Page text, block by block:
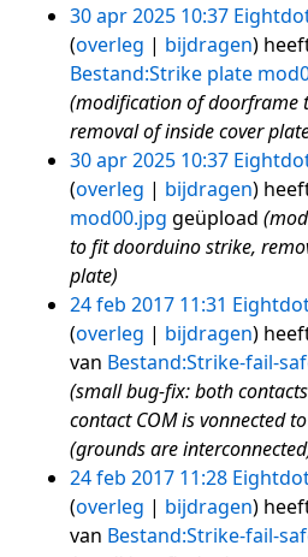
30 apr 2025 10:37
overleg
bijdragen
Bestand:Strike plate
(modification of doorframe
removal of inside cover
30 apr 2025 10:37
overleg
bijdragen
mod00.jpg geüpload
to fit doorduino strike,
plate)
24 feb 2017 11:31
overleg
bijdragen
van Bestand:Strike-fail-
(small bug-fix: both
contact COM is vonnected
(grounds are
24 feb 2017 11:28
overleg
bijdragen
van Bestand:Strike-fail-